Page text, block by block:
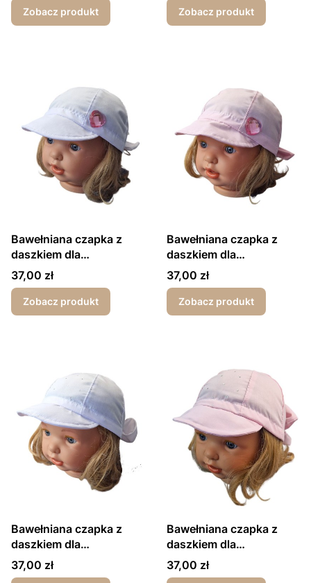
Zobacz produkt Zobacz produkt
Bawełniana czapka z
daszkiem dla
dziewczynki wiązana z
tyłu biała z serduszkiem
Cena
37,00 zł
Zobacz produkt
Bawełniana czapka z
daszkiem dla
dziewczynki wiązana z
tyłu różowa z
serduszkiem
Cena
37,00 zł
Zobacz produkt
Bawełniana czapka z
daszkiem dla
dziewczynki wiązana z
tyłu biała
Cena
37,00 zł
Bawełniana czapka z
daszkiem dla
dziewczynki wiązana z
tyłu różowa
Cena
37,00 zł